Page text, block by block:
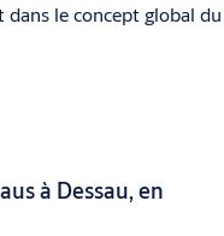
le concept global du
à Dessau, en